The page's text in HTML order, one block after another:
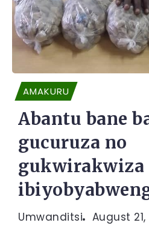
AMAKURU
Abantu bane
gucuruza no
gukwirakwiza
Umwanditsi August 21,